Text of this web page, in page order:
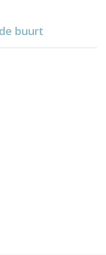
buurt